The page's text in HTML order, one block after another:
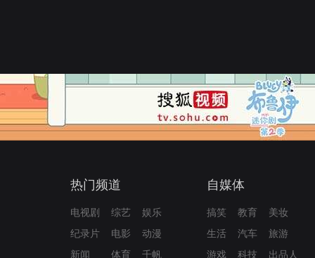
热门频道
电视剧 综艺
娱乐
纪录片
电影
动漫
新闻
体育 千帆
自媒体
搞笑 教育
美妆
生活
汽车
旅游
游戏
科技 出品人